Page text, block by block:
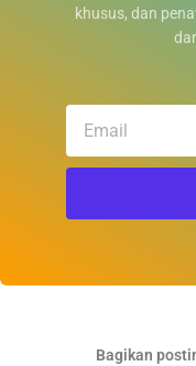
khusus, dan
Bagikan